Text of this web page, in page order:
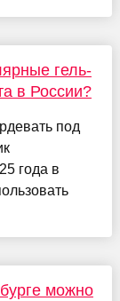
гель-
в России?
под
года в
можно